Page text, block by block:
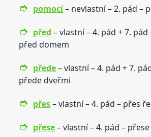
pomocí– nevlastní – 2. pád –
před – vlastní – 4. pád + 7.
před domem
přede– vlastní – 4. pád + 7.
přede dveřmi
přes– vlastní – 4. pád – přes
přese– vlastní – 4. pád –